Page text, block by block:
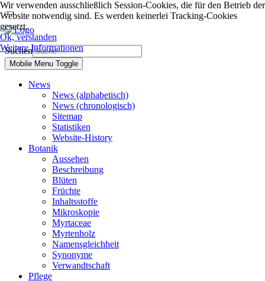
Suchen
Mobile Menu Toggle
News
News (alphabetisch)
News (chronologisch)
Sitemap
Statistiken
Website-History
Botanik
Aussehen
Beschreibung
Blüten
Früchte
Inhaltsstoffe
Mikroskopie
Myrtaceae
Myrtenholz
Namensgleichheit
Synonyme
Verwandtschaft
Pflege
Wir verwenden ausschließlich Session-Cookies, die für den Betrieb der
Website notwendig sind. Es werden keinerlei Tracking-Cookies
gesetzt.
Ok, verstanden
Weitere Informationen